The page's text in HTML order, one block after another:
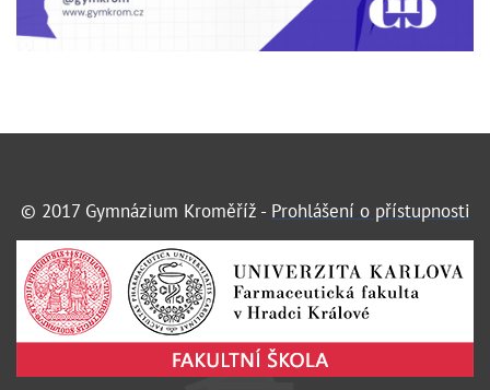
© 2017 Gymnázium Kroměříž - Prohlášení o přístupnosti